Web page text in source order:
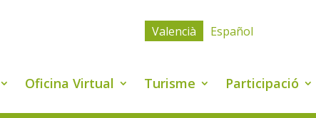
Valencià Español
Oficina Virtual Turisme Participació